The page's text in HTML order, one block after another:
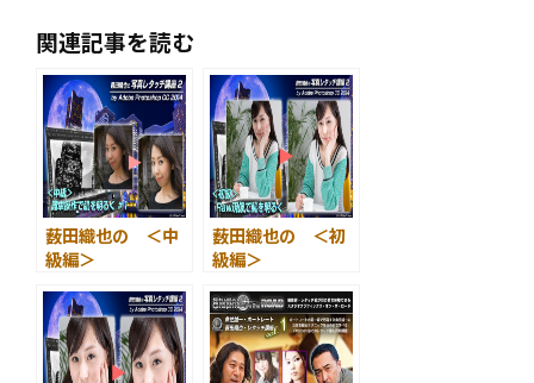
関連記事を読む
薮田織也の ＜中
級編＞
２ ～
簡単操作で肌だけ
明るく #１
薮田織也の ＜初
級編＞
２ ～
Raw 現像で肌を明
るく